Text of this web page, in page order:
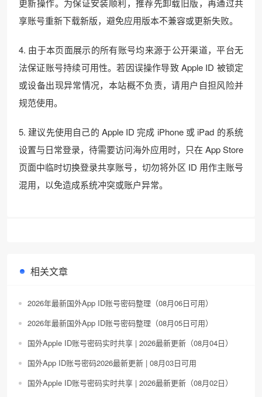
更新操作。为保证安装顺利，推荐先卸载旧版，再通过共
享账号重新下载新版，避免应用版本不兼容或更新失败。
4. 由于本页面展示的所有账号均来源于公开渠道，平台无
法保证账号持续可用性。若因误操作导致 Apple ID 被锁定
或设备出现异常情况，本站概不负责，请用户自担风险并
规范使用。
5. 建议先使用自己的 Apple ID 完成 iPhone 或 iPad 的系统
设置与日常登录，待需要访问海外应用时，只在 App Store
页面中临时切换登录共享账号，切勿将外区 ID 用作主账号
混用，以免造成系统冲突或账户异常。
相关文章
2026年最新国外App ID账号密码整理（08月06日可用）
2026年最新国外App ID账号密码整理（08月05日可用）
国外Apple ID账号密码实时共享 | 2026最新更新（08月04日）
国外App ID账号密码2026最新更新 | 08月03日可用
国外Apple ID账号密码实时共享 | 2026最新更新（08月02日）